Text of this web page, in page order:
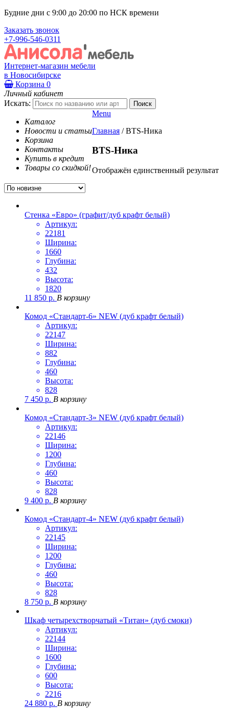
Будние дни с 9:00 до 20:00 по НСК времени
Заказать звонок
+7-996-546-0311
Интернет-магазин мебели
в Новосибирске
Корзина 0
Личный кабинет
Искать:
Каталог
Новости и статьи
Корзина
Контакты
Купить в кредит
Товары со скидкой!
Menu
Главная / BTS-Ника
BTS-Ника
Отображён единственный результат
Стенка «Евро» (графит/дуб крафт белый)
Артикул:
22181
Ширина:
1660
Глубина:
432
Высота:
1820
11 850 р. В корзину
Комод «Стандарт-6» NEW (дуб крафт белый)
Артикул:
22147
Ширина:
882
Глубина:
460
Высота:
828
7 450 р. В корзину
Комод «Стандарт-3» NEW (дуб крафт белый)
Артикул:
22146
Ширина:
1200
Глубина:
460
Высота:
828
9 400 р. В корзину
Комод «Стандарт-4» NEW (дуб крафт белый)
Артикул:
22145
Ширина:
1200
Глубина:
460
Высота:
828
8 750 р. В корзину
Шкаф четырехстворчатый «Титан» (дуб смоки)
Артикул:
22144
Ширина:
1600
Глубина:
600
Высота:
2216
24 880 р. В корзину